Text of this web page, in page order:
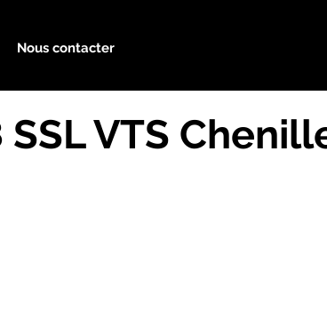
Nous contacter
VTS